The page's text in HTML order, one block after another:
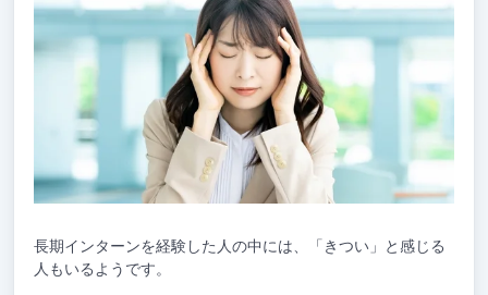
長期インターンを経験した人の中には、「きつい」と感じる
人もいるようです。